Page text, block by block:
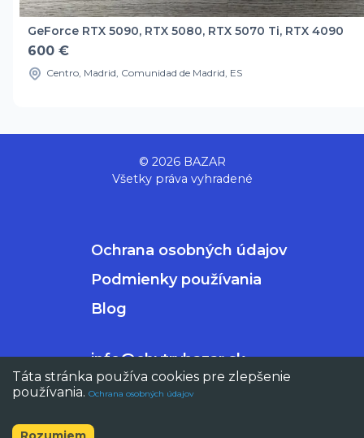
GeForce RTX 5090, RTX 5080, RTX 5070 Ti, RTX 4090
600 €
Centro, Madrid, Comunidad de Madrid, ES
© 2026 BAZAR
Všetky práva vyhradené
Ochrana osobných údajov
Podmienky používania
Blog
info@chytrybazar.sk
Táta stránka používa cookies pre zlepšenie
používania. Ochrana osobných údajov